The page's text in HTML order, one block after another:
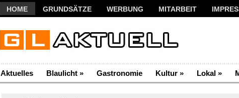
HOME GRUNDSÄTZE WERBUNG MITARBEIT
Aktuelles Blaulicht » Gastronomie Kultur » Lokal »